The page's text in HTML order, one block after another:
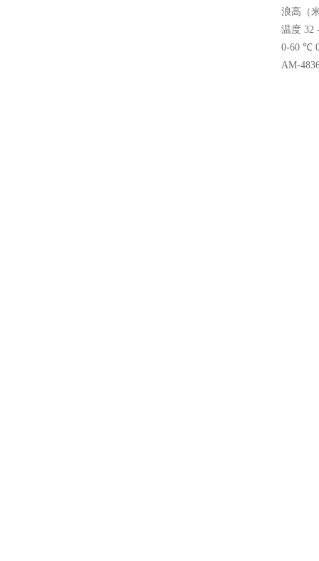
浪高（
温度 32
0-60 ℃
AM-